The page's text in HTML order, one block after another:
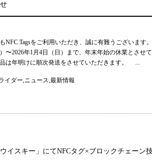
NFC Tagsをご利用いただき、誠に有難うございま
）〜2026年1月4日（日）まで、年末年始の休業とさ
は年明けに順次発送をさせていただきます。 ...
イダー,ニュース,最新情報
イスキー」にてNFCタグ×ブロックチェーン